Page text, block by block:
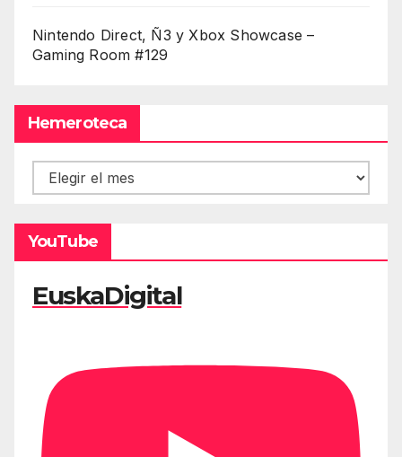
Nintendo Direct, Ñ3 y Xbox Showcase –
Gaming Room #129
Hemeroteca
Hemeroteca
YouTube
EuskaDigital